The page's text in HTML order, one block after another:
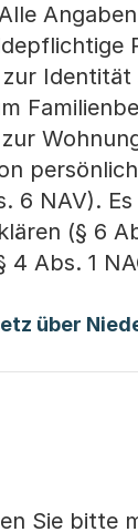
Identität
6 NAV).
(§ 6
4 Abs. 1
über
Sie bitte